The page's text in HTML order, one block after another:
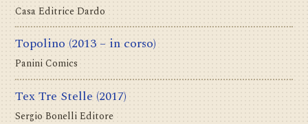
Casa Editrice Dardo
Topolino (2013 – in corso)
Panini Comics
Tex Tre Stelle (2017)
Sergio Bonelli Editore